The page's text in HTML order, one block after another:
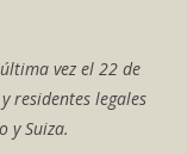
vez el 22 de
residentes legales
y Suiza.